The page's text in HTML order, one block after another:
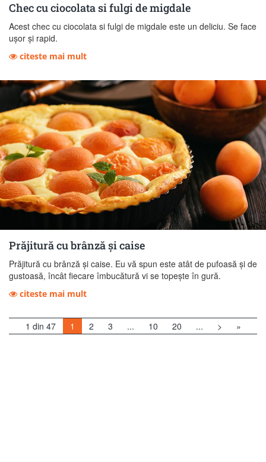
Chec cu ciocolata si fulgi de migdale
Acest chec cu ciocolata si fulgi de migdale este un deliciu. Se face
ușor și rapid.
citeste mai mult
Prăjitură cu brânză și caise
Prăjitură cu brânză și caise. Eu vă spun este atât de pufoasă și de
gustoasă, încât fiecare îmbucătură vi se topește în gură.
citeste mai mult
1 din 47 1 2 3 ... 10 20 ... > »